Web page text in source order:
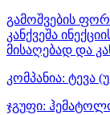
გამოშვების
კანქვეშა
მისაღებად და
კომპანია: ტევა
ჯგუფი: